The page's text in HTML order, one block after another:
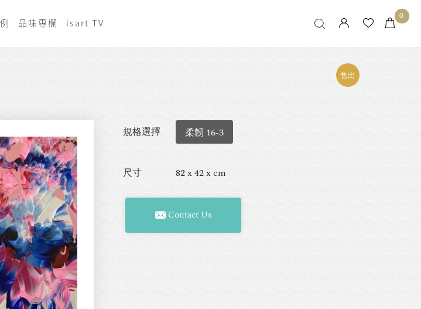
品味專欄 isart TV
0
售出
規格選擇 柔韌 16-3
尺寸 82 x 42 x cm
Contact Us